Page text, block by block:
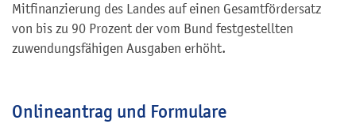
Mitfinanzierung des Landes auf einen Gesamtfördersatz
von bis zu 90 Prozent der vom Bund festgestellten
zuwendungsfähigen Ausgaben erhöht.
Onlineantrag und Formulare